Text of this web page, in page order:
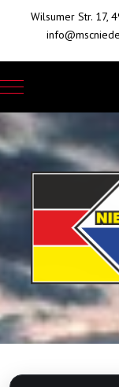
Wilsumer Str. 17,
Mobile Menu Toggle